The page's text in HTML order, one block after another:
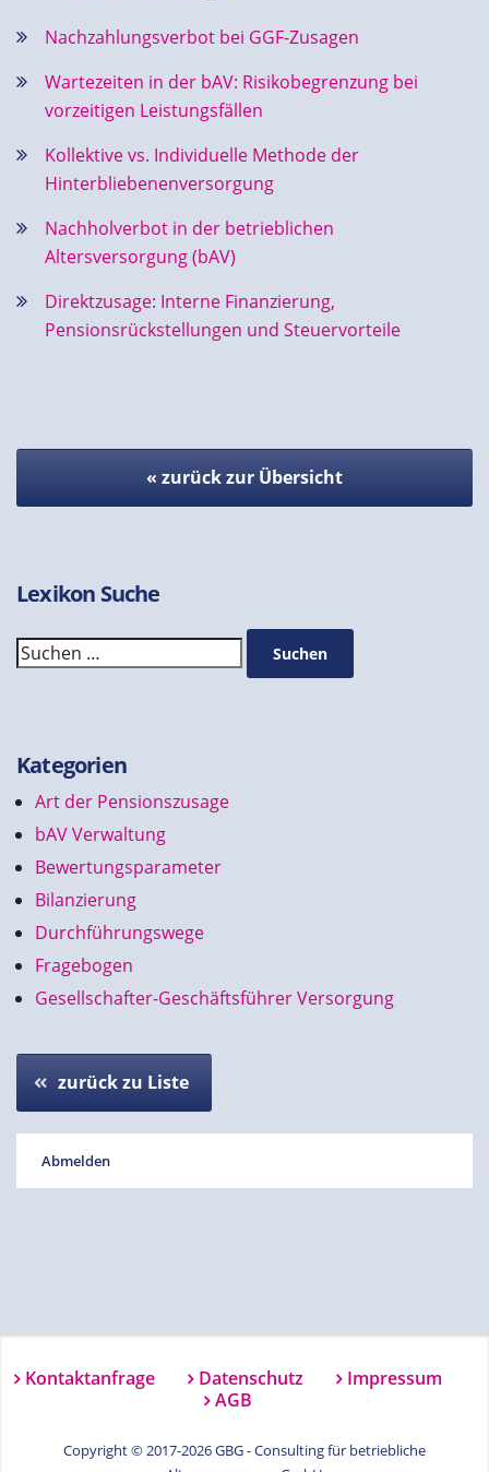
Nachzahlungsverbot bei GGF-Zusagen
Wartezeiten in der bAV: Risikobegrenzung bei
vorzeitigen Leistungsfällen
Kollektive vs. Individuelle Methode der
Hinterbliebenenversorgung
Nachholverbot in der betrieblichen
Altersversorgung (bAV)
Direktzusage: Interne Finanzierung,
Pensionsrückstellungen und Steuervorteile
« zurück zur Übersicht
Lexikon Suche
Suchen
Kategorien
Art der Pensionszusage
bAV Verwaltung
Bewertungsparameter
Bilanzierung
Durchführungswege
Fragebogen
Gesellschafter-Geschäftsführer Versorgung
zurück zu Liste
Abmelden
Kontaktanfrage Datenschutz
Impressum
AGB
Copyright © 2017-2026 GBG - Consulting für betriebliche